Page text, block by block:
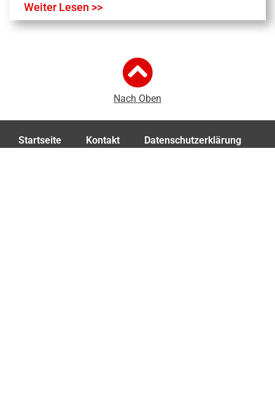
Weiter Lesen >>
Nach Oben
Startseite Kontakt Datenschutzerklärung